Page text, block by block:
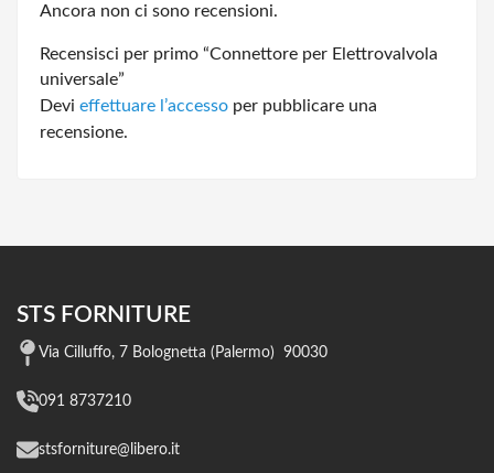
Ancora non ci sono recensioni.
Recensisci per primo “Connettore per Elettrovalvola
universale”
Devi effettuare l’accesso per pubblicare una
recensione.
STS FORNITURE
Via Cilluffo, 7 Bolognetta (Palermo) 90030
091 8737210
stsforniture@libero.it